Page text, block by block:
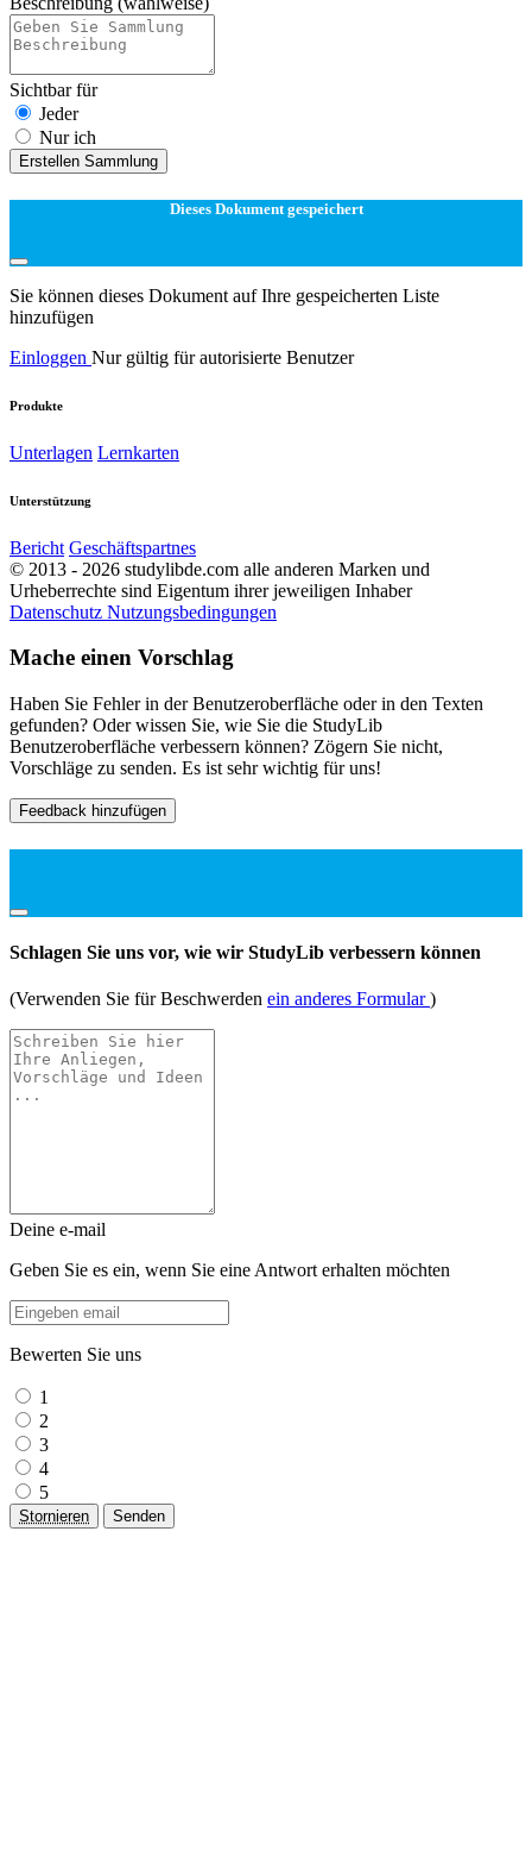
Sichtbar für
Jeder
Nur ich
Erstellen Sammlung
Dieses Dokument gespeichert
Sie können dieses Dokument auf Ihre gespeicherten Liste
hinzufügen
Einloggen Nur gültig für autorisierte Benutzer
Produkte
Unterlagen Lernkarten
Unterstützung
Bericht Geschäftspartnes
© 2013 - 2026 studylibde.com alle anderen Marken und
Urheberrechte sind Eigentum ihrer jeweiligen Inhaber
Datenschutz Nutzungsbedingungen
Mache einen Vorschlag
Haben Sie Fehler in der Benutzeroberfläche oder in den Texten
gefunden? Oder wissen Sie, wie Sie die StudyLib
Benutzeroberfläche verbessern können? Zögern Sie nicht,
Vorschläge zu senden. Es ist sehr wichtig für uns!
Feedback hinzufügen
Schlagen Sie uns vor, wie wir StudyLib verbessern können
(Verwenden Sie für Beschwerden ein anderes Formular)
Deine e-mail
Geben Sie es ein, wenn Sie eine Antwort erhalten möchten
Bewerten Sie uns
1
2
3
4
5
Stornieren Senden